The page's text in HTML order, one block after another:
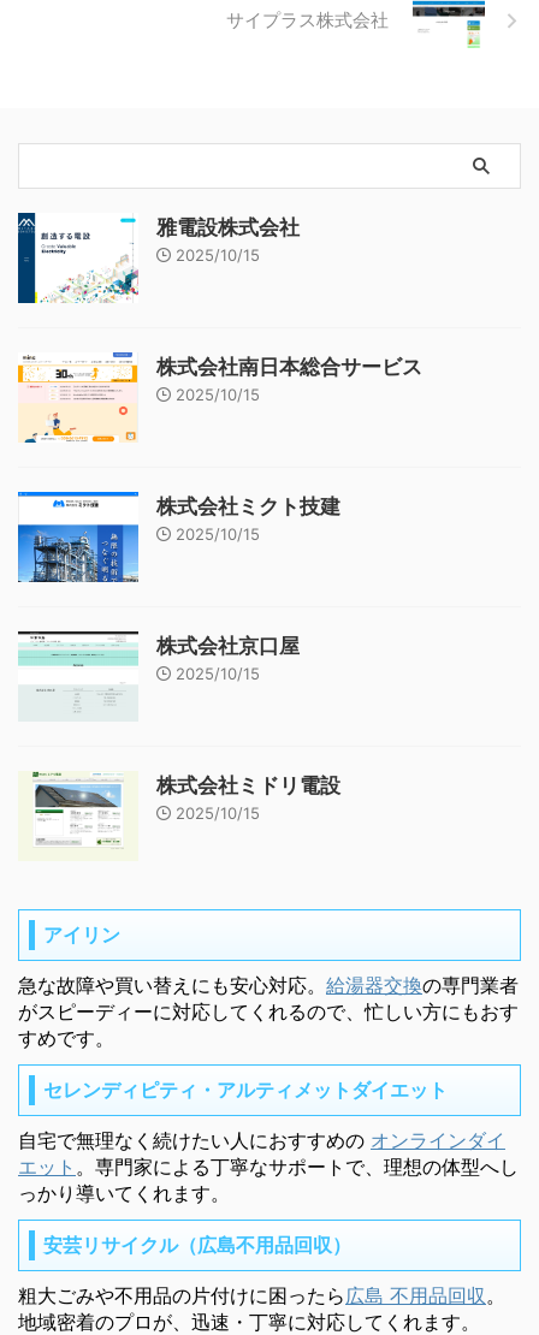
サイプラス株式会社
雅電設株式会社
2025/10/15
株式会社南日本総合サービス
2025/10/15
株式会社ミクト技建
2025/10/15
株式会社京口屋
2025/10/15
株式会社ミドリ電設
2025/10/15
アイリン
急な故障や買い替えにも安心対応。 給湯器交換の専門業者
がスピーディーに対応してくれるので、忙しい方にもおす
すめです。
セレンディピティ・アルティメットダイエット
自宅で無理なく続けたい人におすすめの オンラインダイ
エット 。専門家による丁寧なサポートで、理想の体型へし
っかり導いてくれます。
安芸リサイクル（広島不用品回収）
粗大ごみや不用品の片付けに困ったら 広島 不用品回収 。
地域密着のプロが、迅速・丁寧に対応してくれます。